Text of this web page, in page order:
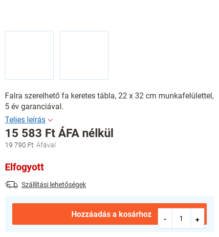
Falra szerelhető fa keretes tábla, 22 x 32 cm munkafelülettel,
5 év garanciával.
19 790 Ft
15 583 Ft ÁFA nélkül
Egységár:
Elfogyott
Szállítási lehetőségek
Hozzáadás a kosárhoz